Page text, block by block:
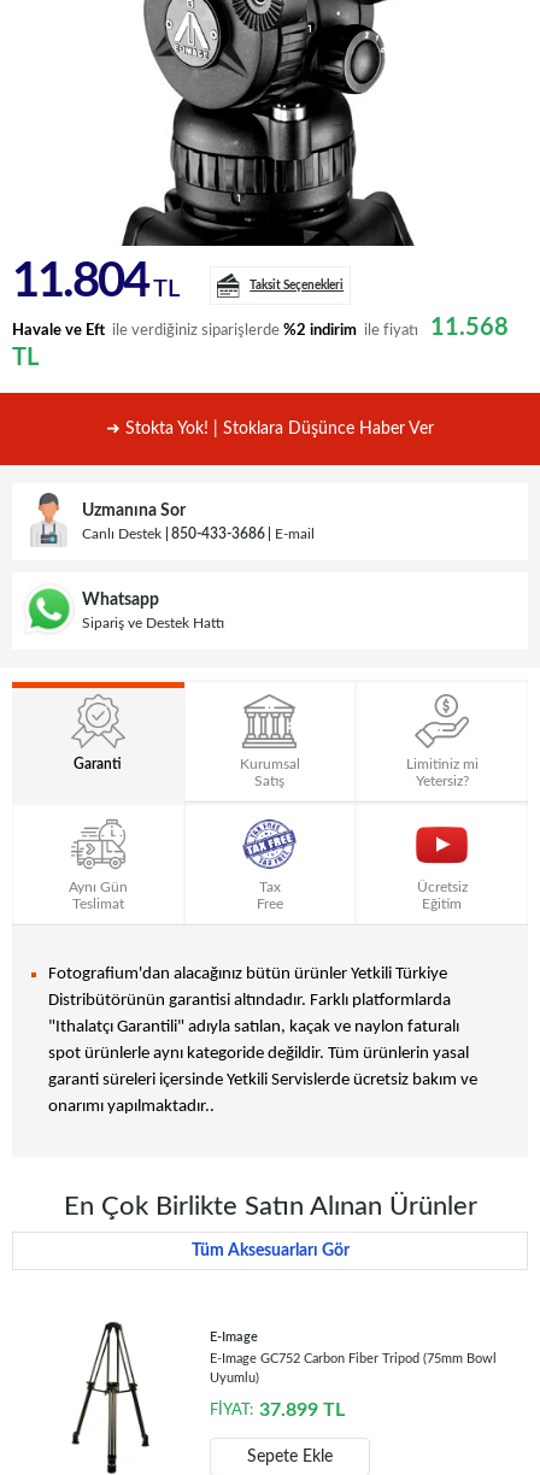
11.804TL Taksit Seçenekleri
Havale ve Eft ile verdiğiniz siparişlerde %2 indirim ile fiyatı
11.568
TL
➜ Stokta Yok! | Stoklara Düşünce Haber Ver
Uzmanına Sor
Canlı Destek 850-433-3686 E-mail
Whatsapp
Sipariş ve Destek Hattı
Garanti
Kurumsal
Satış
Limitiniz mi
Yetersiz?
Aynı Gün
Teslimat
Tax
Free
Ücretsiz
Eğitim
Fotografium'dan alacağınız bütün ürünler Yetkili Türkiye
Distribütörünün garantisi altındadır. Farklı platformlarda
"Ithalatçı Garantili" adıyla satılan, kaçak ve naylon faturalı
spot ürünlerle aynı kategoride değildir. Tüm ürünlerin yasal
garanti süreleri içersinde Yetkili Servislerde ücretsiz bakım ve
onarımı yapılmaktadır..
En Çok Birlikte Satın Alınan Ürünler
Tüm Aksesuarları Gör
E-Image
E-Image GC752 Carbon Fiber Tripod (75mm Bowl
Uyumlu)
FİYAT: 37.899 TL
Sepete Ekle